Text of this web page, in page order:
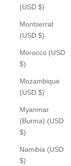
(USD $)
Montserrat
(USD $)
Morocco (USD
$)
Mozambique
(USD $)
Myanmar
(Burma) (USD
$)
Namibia (USD
$)